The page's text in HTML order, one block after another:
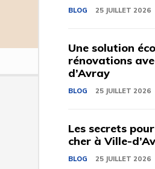
BLOG 25 JUILLET 2026
Une solution
rénovations
d’Avray
BLOG 25 JUILLET 2026
Les secrets
cher à Ville-
BLOG 25 JUILLET 2026